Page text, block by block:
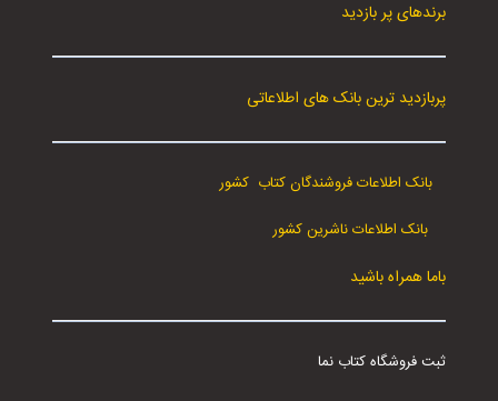
برندهای پر بازدید
پربازدید ترین بانک های اطلاعاتی
بانک اطلاعات فروشندگان کتاب کشور
بانک اطلاعات ناشرین کشور
باما همراه باشید
ثبت فروشگاه کتاب نما